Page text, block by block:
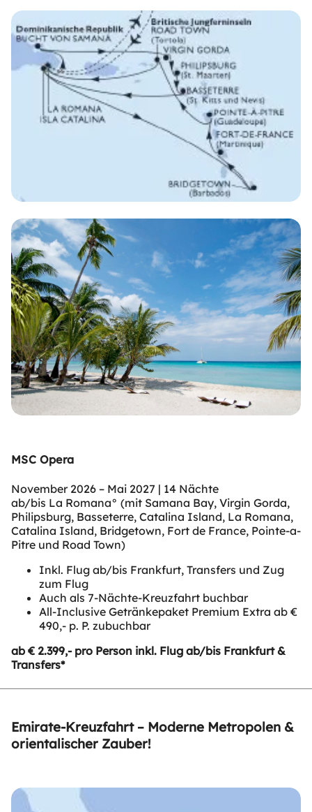
MSC Opera
November 2026 – Mai 2027 | 14 Nächte
ab/bis La Romana° (mit Samana Bay, Virgin Gorda,
Philipsburg, Basseterre, Catalina Island, La Romana,
Catalina Island, Bridgetown, Fort de France, Pointe-a-
Pitre und Road Town)
Inkl. Flug ab/bis Frankfurt, Transfers und Zug
zum Flug
Auch als 7-Nächte-Kreuzfahrt buchbar
All-Inclusive Getränkepaket Premium Extra ab €
490,- p. P. zubuchbar
ab € 2.399,- pro Person inkl. Flug ab/bis Frankfurt &
Transfers*
Emirate-Kreuzfahrt – Moderne Metropolen &
orientalischer Zauber!